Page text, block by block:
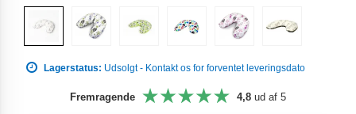
Lagerstatus: Udsolgt - Kontakt os for forventet leveringsdato
Fremragende 4,8 ud af 5